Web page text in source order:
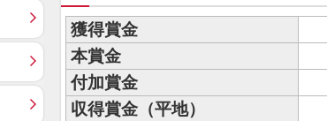
獲得賞金
本賞金
付加賞金
収得賞金（平地）